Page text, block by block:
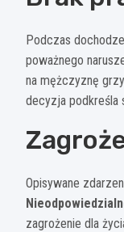
Podczas
poważnego
na mężczyznę
decyzja podkreśla
Opisywane
zagrożenie dla